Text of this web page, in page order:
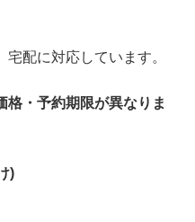
配に対応しています。
格・予約期限が異なりま
)